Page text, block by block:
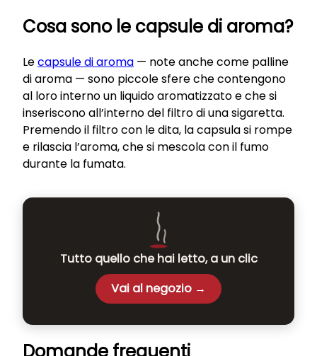
Cosa sono le capsule di aroma?
Lecapsule di aroma — note anche come palline
di aroma — sono piccole sfere che contengono
al loro interno un liquido aromatizzato e che si
inseriscono all’interno del filtro di una sigaretta.
Premendo il filtro con le dita, la capsula si rompe
e rilascia l’aroma, che si mescola con il fumo
durante la fumata.
Tutto quello che hai letto, a un clic
Vai al negozio →